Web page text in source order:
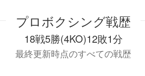
プロボクシング戦歴
18戦5勝(4KO)12敗1分
最終更新時点のすべての戦歴